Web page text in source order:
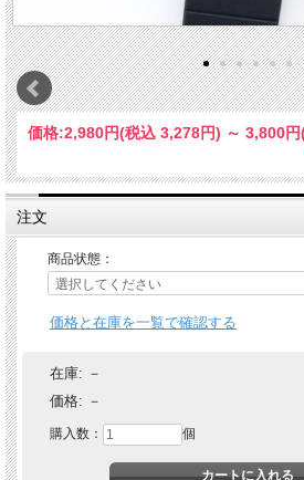
価格:2,980円(税込 3,278円) ～ 3,800円
注文
商品状態：
価格と在庫を一覧で確認する
在庫: －
価格: －
購入数： 個